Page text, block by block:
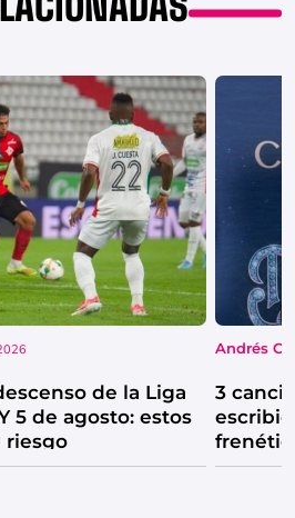
de la Liga
5 de agosto: estos
riesgo
Andrés
3